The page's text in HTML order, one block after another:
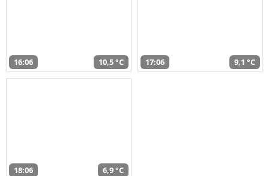
16:06 10,5 °C 17:06 9,1 °C
18:06 6,9 °C